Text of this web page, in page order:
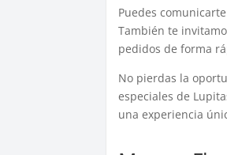
Puedes
También te
pedidos de forma
No pierdas la
especiales de
una experiencia